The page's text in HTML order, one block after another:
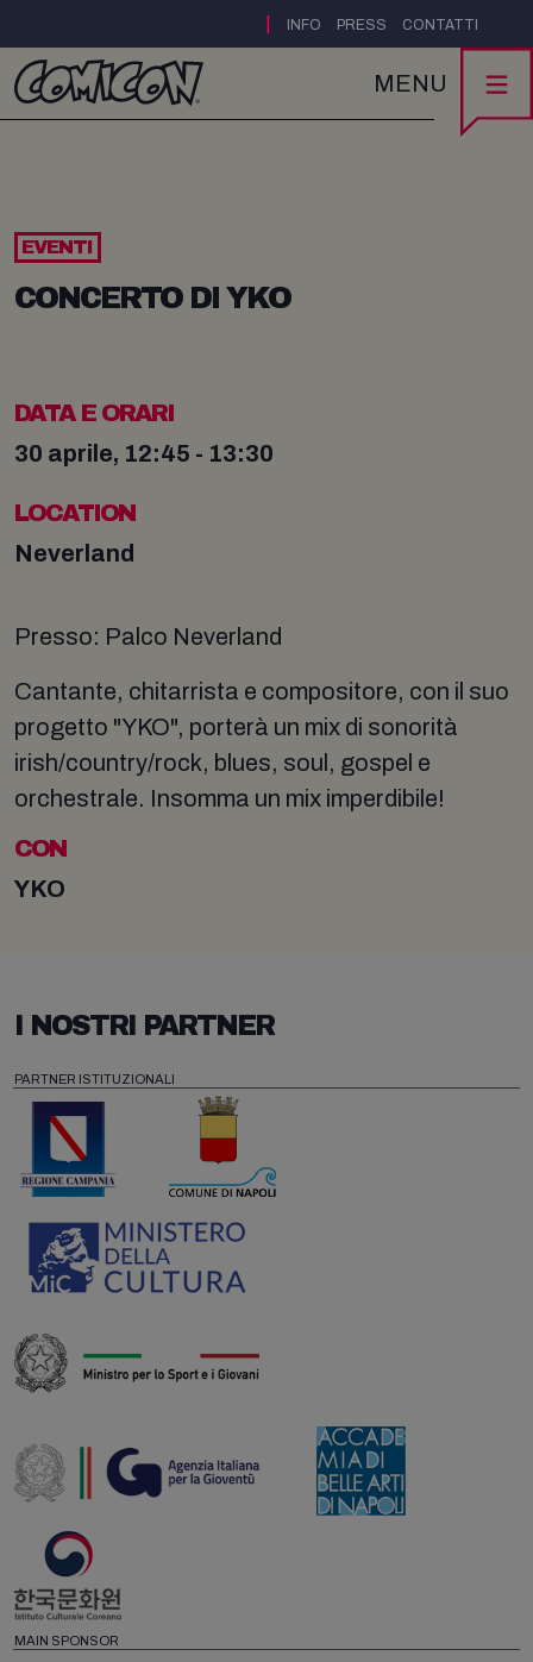
INFO PRESS CONTATTI
MENU
EVENTI
CONCERTO DI YKO
DATA E ORARI
30 aprile, 12:45 - 13:30
LOCATION
Neverland
Presso: Palco Neverland
Cantante, chitarrista e compositore, con il suo
progetto "YKO", porterà un mix di sonorità
irish/country/rock, blues, soul, gospel e
orchestrale. Insomma un mix imperdibile!
CON
YKO
I NOSTRI PARTNER
PARTNER ISTITUZIONALI
MAIN SPONSOR